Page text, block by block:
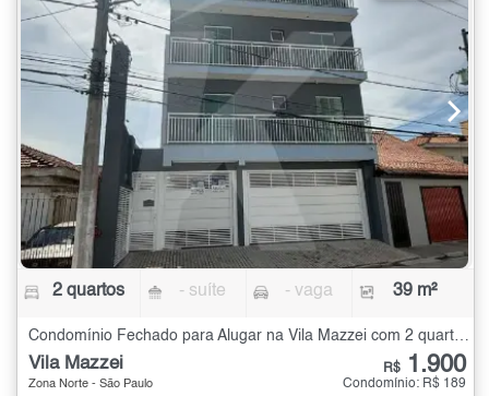
2 quartos - suíte - vaga 39 m²
Vila Mazzei
Zona Norte - São Paulo
R$ 1.900
Condomínio: R$ 189